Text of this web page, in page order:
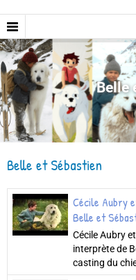
Belle
Belle et Sébastien
Cécile Aubry
Belle et
Cécile Aubry
interprète de
casting du